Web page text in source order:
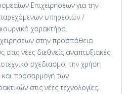
Επιχειρήσεων για την
υπηρεσιών /
χαρακτήρα.
στην προσπάθεια
νέες διεθνείς αναπτυξιακές
σχεδιασμό, την χρήση
και προσαρμογή των
στις νέες τεχνολογίες.